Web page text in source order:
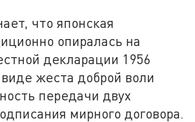
что японская
опиралась на
декларации 1956
жеста доброй воли
передачи двух
мирного договора.